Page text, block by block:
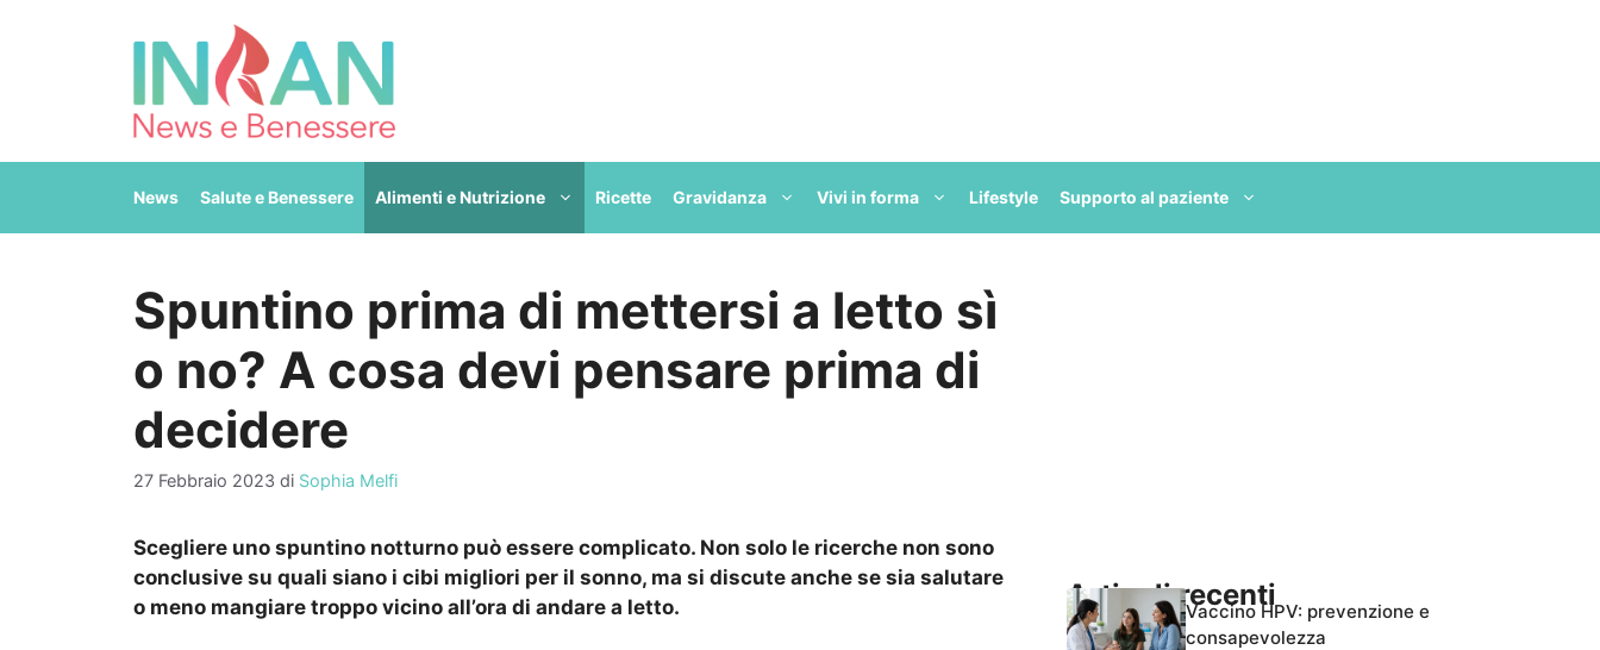
News Salute e Benessere Alimenti e Nutrizione Ricette Gravidanza Vivi in forma Lifestyle Supporto al paziente
Spuntino prima di mettersi a letto sì
o no? A cosa devi pensare prima di
decidere
27 Febbraio 2023 di Sophia Melfi
Scegliere uno spuntino notturno può essere complicato. Non solo le ricerche non sono
conclusive su quali siano i cibi migliori per il sonno, ma si discute anche se sia salutare
o meno mangiare troppo vicino all’ora di andare a letto.
Articoli recentiVaccino HPV: prevenzione e
consapevolezza